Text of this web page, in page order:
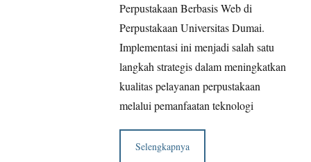
Perpustakaan Berbasis Web di
Perpustakaan Universitas Dumai.
Implementasi ini menjadi salah satu
langkah strategis dalam meningkatkan
kualitas pelayanan perpustakaan
melalui pemanfaatan teknologi
Selengkapnya